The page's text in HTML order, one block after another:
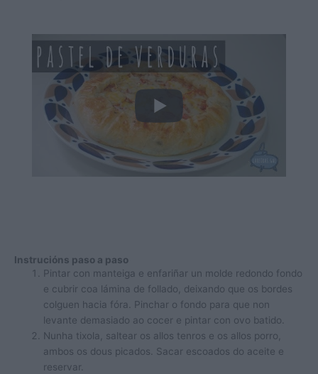
Instrucións paso a paso
Pintar con manteiga e enfariñar un molde redondo fondo
e cubrir coa lámina de follado, deixando que os bordes
colguen hacia fóra. Pinchar o fondo para que non
levante demasiado ao cocer e pintar con ovo batido.
Nunha tixola, saltear os allos tenros e os allos porro,
ambos os dous picados. Sacar escoados do aceite e
reservar.